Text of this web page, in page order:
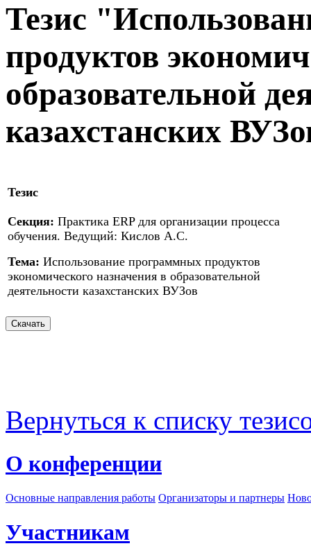
Тезис
продуктов
образовательной
казахстанских
Тезис
Секция: Практика ERP для организации процесса
обучения. Ведущий: Кислов А.С.
Тема: Использование программных продуктов
экономического назначения в образовательной
деятельности казахстанских ВУЗов
Вернуться к списку
О конференции
Основные направления работы Организаторы и партнеры
Участникам